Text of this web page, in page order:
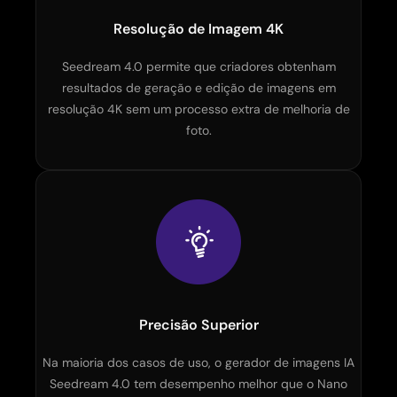
Resolução de Imagem 4K
Seedream 4.0 permite que criadores obtenham
resultados de geração e edição de imagens em
resolução 4K sem um processo extra de melhoria de
foto.
Precisão Superior
Na maioria dos casos de uso, o gerador de imagens IA
Seedream 4.0 tem desempenho melhor que o Nano